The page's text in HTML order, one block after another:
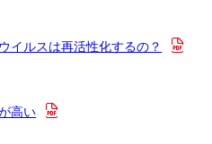
イルスは再活性化するの？
高い